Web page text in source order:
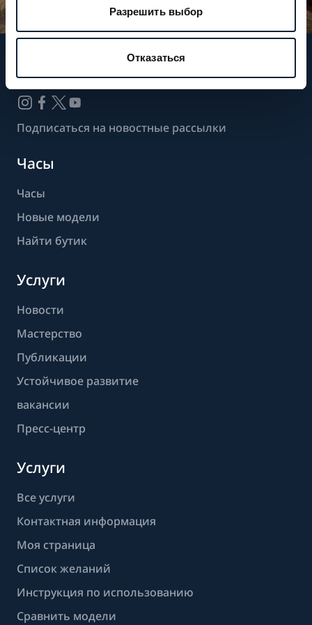
Разрешить выбор
Отказаться
Следите за нашими новостями
Подписаться на новостные рассылки
Часы
Часы
Новые модели
Найти бутик
Услуги
Новости
Мастерство
Публикации
Устойчивое развитие
вакансии
Пресс-центр
Услуги
Все услуги
Контактная информация
Моя страница
Список желаний
Инструкция по использованию
Сравнить модели